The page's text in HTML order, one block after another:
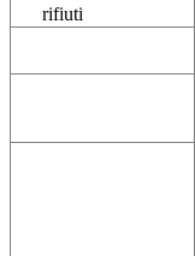
rifiuti